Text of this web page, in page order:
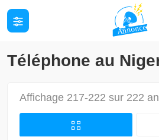
Téléphone au
Affichage 217-222 sur 222